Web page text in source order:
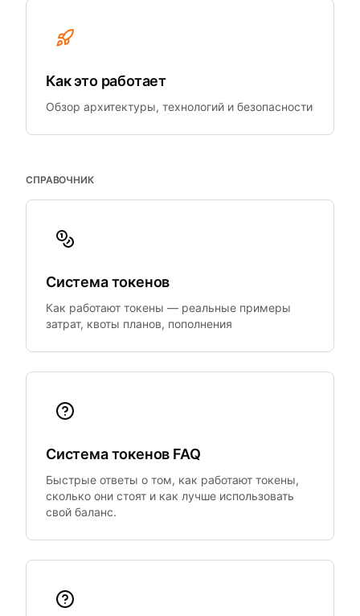
Как это работает
Обзор архитектуры, технологий и безопасности
СПРАВОЧНИК
Система токенов
Как работают токены — реальные примеры
затрат, квоты планов, пополнения
Система токенов FAQ
Быстрые ответы о том, как работают токены,
сколько они стоят и как лучше использовать
свой баланс.